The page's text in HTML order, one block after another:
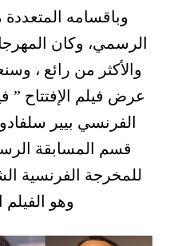
وباقسامه المتعددة
الرسمي، وكان
والأكثر من رائع ،
عرض فيلم الإفتتاح ”
الفرنسي بيير
قسم المسابقة
للمخرجة الفرنسية
وهو